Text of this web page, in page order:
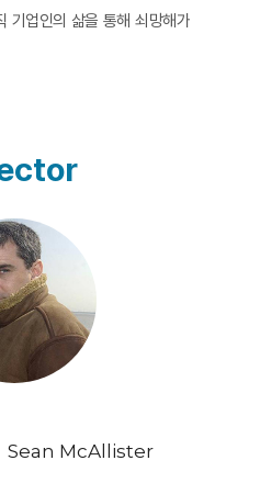
기업인의 삶을 통해 쇠망해가
에서 시청자상을 받기도 했
러브스토리> 역시 전작들과
의 현장에서 변화해가는 세계
개개인의 삶을 지독하도록 끈
의 혁명에서 내전으로 이어지
에 투옥과 망명의 끝없는 투쟁
가족의 존엄은 험난한 현실
붕괴되어 간다. 무려 5년에 걸
대화하고, 고민을 터놓기도
Sean McAllister